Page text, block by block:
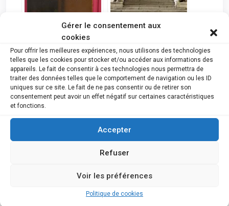
Gérer le consentement aux
cookies
Pour offrir les meilleures expériences, nous utilisons des technologies
telles que les cookies pour stocker et/ou accéder aux informations des
appareils. Le fait de consentir à ces technologies nous permettra de
traiter des données telles que le comportement de navigation ou les ID
uniques sur ce site. Le fait de ne pas consentir ou de retirer son
consentement peut avoir un effet négatif sur certaines caractéristiques
et fonctions.
Accepter
Refuser
Voir les préférences
Politique de cookies
Voici les 11 faillites
annoncées cette
de Namur et dans la
Botte du Hainaut
S’opposer à la
clients et les nombreux
Namur : Faillites du 5
Avril 2023